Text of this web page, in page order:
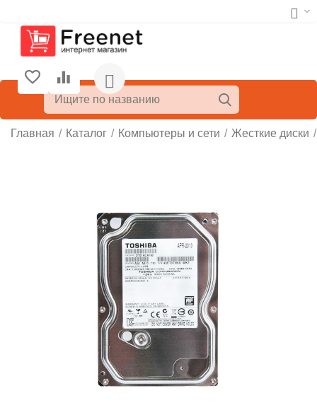
Главная / Каталог / Компьютеры и сети / Жесткие диски /